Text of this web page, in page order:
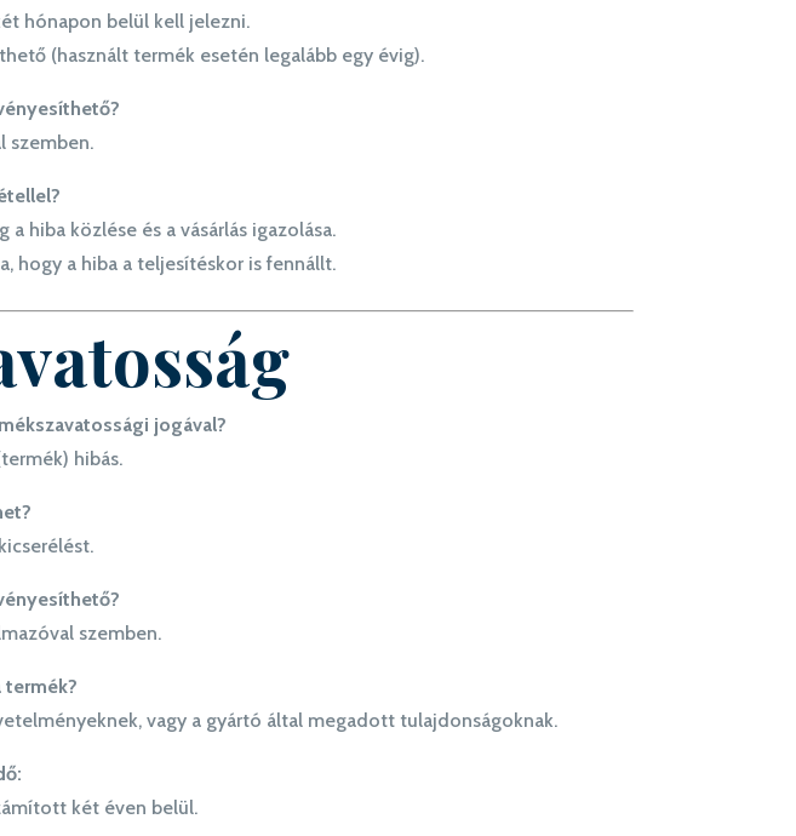
hónapon belül kell jelezni.
(használt termék esetén legalább egy évig).
szemben.
hiba közlése és a vásárlás igazolása.
hogy a hiba a teljesítéskor is fennállt.
jogával?
hibás.
szemben.
termék?
vagy a gyártó által megadott tulajdonságoknak.
két éven belül.